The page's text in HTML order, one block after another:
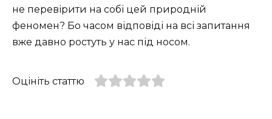
не перевірити на собі цей природній
феномен? Бо часом відповіді на всі запитання
вже давно ростуть у нас під носом.
Оцініть статтю